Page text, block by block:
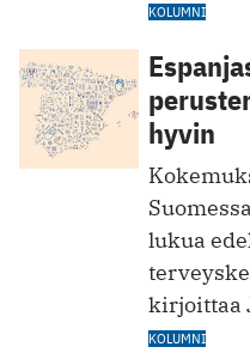
KOLUMNI
hyvin
lukua
kirjoittaa
KOLUMNI